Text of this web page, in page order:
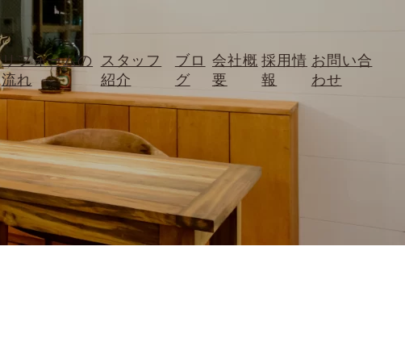
リフォームの
流れ
スタッフ
紹介
ブロ
グ
会社概
要
採用情
報
お問い合
わせ